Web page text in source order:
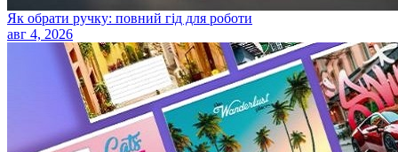
Як обрати ручку: повний гід для роботи
авг 4, 2026